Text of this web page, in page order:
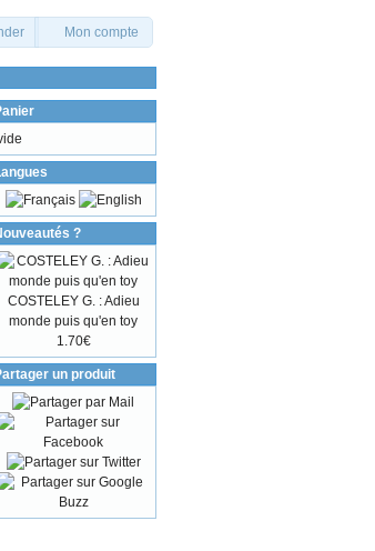
Mon compte
?
COSTELEY G. : Adieu
monde puis qu'en toy
1.70€
un produit